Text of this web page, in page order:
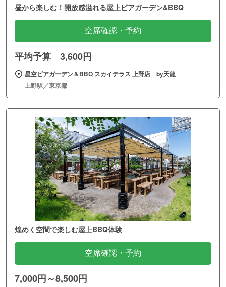
昼から楽しむ！開放感溢れる屋上ビアガーデン&BBQ
空席確認・予約
平均予算 3,600円
星空ビアガーデン＆BBQ スカイテラス 上野店 by天龍
上野駅／東京都
煌めく空間で楽しむ屋上BBQ体験
空席確認・予約
7,000円～8,500円